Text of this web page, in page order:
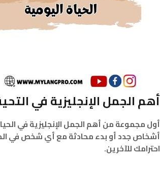
أهم الجمل الإنجليزية في
أول مجموعة منأهم الجمل الإنجليزية في
أشخاص جدد أو بدء محادثة مع أي شخص في
احترامك للآخرين.